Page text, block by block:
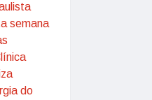
semana
do